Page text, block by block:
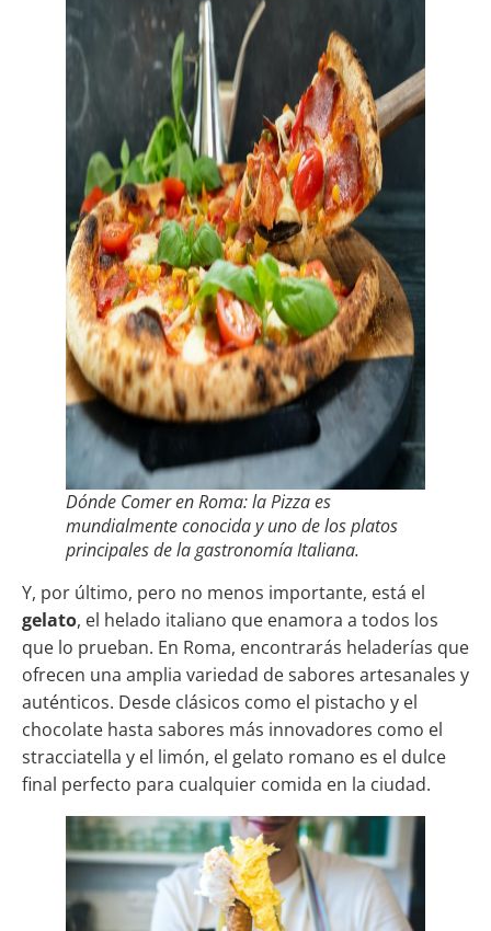
Dónde Comer en Roma: la Pizza es
mundialmente conocida y uno de los platos
principales de la gastronomía Italiana.
Y, por último, pero no menos importante, está el
gelato, el helado italiano que enamora a todos los
que lo prueban. En Roma, encontrarás heladerías que
ofrecen una amplia variedad de sabores artesanales y
auténticos. Desde clásicos como el pistacho y el
chocolate hasta sabores más innovadores como el
stracciatella y el limón, el gelato romano es el dulce
final perfecto para cualquier comida en la ciudad.